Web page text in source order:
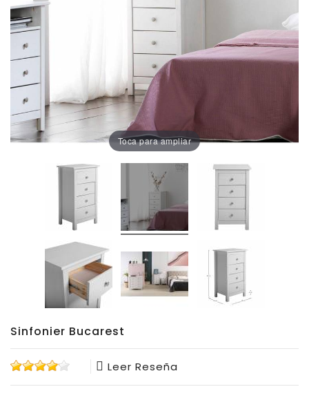
Dormitorio
Oficina
Lámparas
Baño
Toca para ampliar
Sinfonier Bucarest
Leer Reseña